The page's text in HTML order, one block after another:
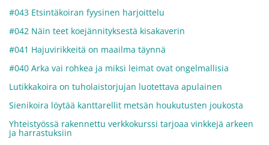
#043 Etsintäkoiran fyysinen harjoittelu
#042 Näin teet koejännityksestä kisakaverin
#041 Hajuvirikkeitä on maailma täynnä
#040 Arka vai rohkea ja miksi leimat ovat ongelmallisia
Lutikkakoira on tuholaistorjujan luotettava apulainen
Sienikoira löytää kanttarellit metsän houkutusten joukosta
Yhteistyössä rakennettu verkkokurssi tarjoaa vinkkejä arkeen
ja harrastuksiin